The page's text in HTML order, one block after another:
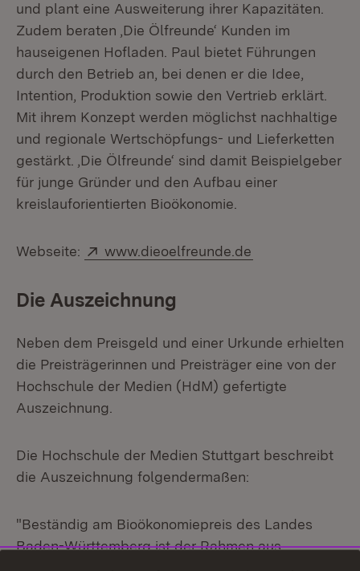
und plant eine Ausweiterung ihrer Kapazitäten.
Zudem beraten ‚Die Ölfreunde‘ Kunden im
hauseigenen Hofladen. Paul bietet Führungen
durch den Betrieb an, bei denen er die Idee,
Intention, Produktion sowie den Vertrieb erklärt.
Mit ihrem Konzept werden möglichst nachhaltige
und regionale Wertschöpfungs- und Lieferketten
gestärkt. ‚Die Ölfreunde‘ sind damit Beispielgeber
für junge Gründer und den Aufbau einer
kreislauforientierten Bioökonomie.
Webseite: Extern:
www.dieoelfreunde.de
Die Auszeichnung
Neben dem Preisgeld und einer Urkunde erhielten
die Preisträgerinnen und Preisträger eine von der
Hochschule der Medien (HdM) gefertigte
Auszeichnung.
Die Hochschule der Medien Stuttgart beschreibt
die Auszeichnung folgendermaßen:
"Beständig am Bioökonomiepreis des Landes
Baden-Württemberg ist der Rahmen aus